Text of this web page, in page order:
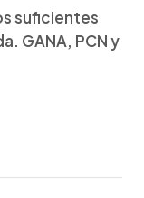
suficientes
GANA, PCN y